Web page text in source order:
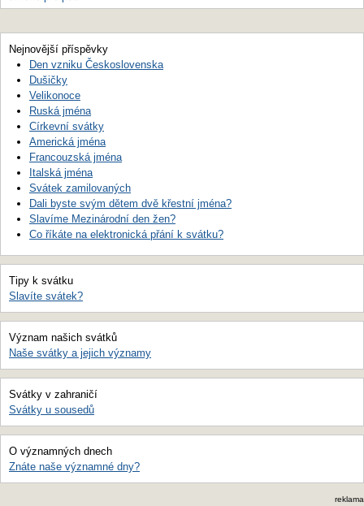
Nejnovější příspěvky
Den vzniku Československa
Dušičky
Velikonoce
Ruská jména
Církevní svátky
Americká jména
Francouzská jména
Italská jména
Svátek zamilovaných
Dali byste svým dětem dvě křestní jména?
Slavíme Mezinárodní den žen?
Co říkáte na elektronická přání k svátku?
Tipy k svátku
Slavíte svátek?
Význam našich svátků
Naše svátky a jejich významy
Svátky v zahraničí
Svátky u sousedů
O významných dnech
Znáte naše významné dny?
reklama